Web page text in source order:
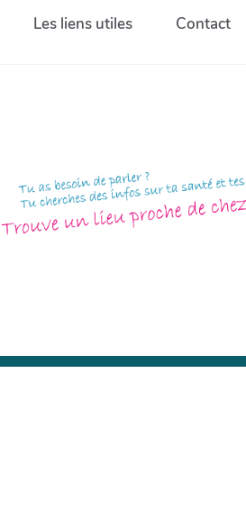
Les liens utiles Contact